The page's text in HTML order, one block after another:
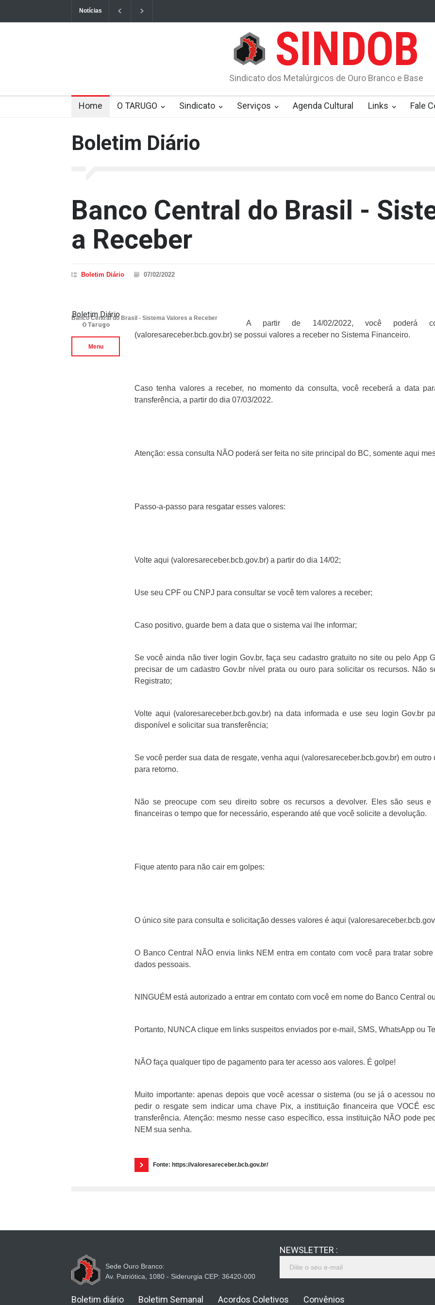
Notícias
Contribuição assistencial STF valida contribuição assistencial para sindicatos
Penhora de salário? Entenda o novo entendimento da lei pelo STF O Tarugo 2349 06 de dezembro
Haddad e Barroso debatem correção do FGTS nesta segunda Novo corte de jornada e salário já está pronto
SINDOB
Sindicato dos Metalúrgicos de Ouro Branco e Base
Home O TARUGO Sindicato Serviços Agenda Cultural Links Fale
Boletim Diário
Banco Central do Brasil -
a Receber
Boletim Diário 07/02/2022
Banco Central do Brasil - Sistema Valores a Receber
A partir de 14/02/2022, você poderá
(valoresareceber.bcb.gov.br) se possui valores a receber no Sistema Financeiro.
Caso tenha valores a receber, no momento da consulta, você receberá a data
transferência, a partir do dia 07/03/2022.
Atenção: essa consulta NÃO poderá ser feita no site principal do BC, somente aqui
Passo-a-passo para resgatar esses valores:
Volte aqui (valoresareceber.bcb.gov.br) a partir do dia 14/02;
Use seu CPF ou CNPJ para consultar se você tem valores a receber;
Caso positivo, guarde bem a data que o sistema vai lhe informar;
Se você ainda não tiver login Gov.br, faça seu cadastro gratuito no site ou pelo App
precisar de um cadastro Gov.br nível prata ou ouro para solicitar os recursos. Não
Registrato;
Volte aqui (valoresareceber.bcb.gov.br) na data informada e use seu login Gov.br
disponível e solicitar sua transferência;
Se você perder sua data de resgate, venha aqui (valoresareceber.bcb.gov.br) em
para retorno.
Não se preocupe com seu direito sobre os recursos a devolver. Eles são seus e
financeiras o tempo que for necessário, esperando até que você solicite a devolução.
Fique atento para não cair em golpes:
O único site para consulta e solicitação desses valores é aqui
O Banco Central NÃO envia links NEM entra em contato com você para tratar
dados pessoais.
NINGUÉM está autorizado a entrar em contato com você em nome do Banco Central
Portanto, NUNCA clique em links suspeitos enviados por e-mail, SMS, WhatsApp ou
NÃO faça qualquer tipo de pagamento para ter acesso aos valores. É golpe!
Muito importante: apenas depois que você acessar o sistema (ou se já o acessou
pedir o resgate sem indicar uma chave Pix, a instituição financeira que VOCÊ
transferência. Atenção: mesmo nesse caso específico, essa instituição NÃO pode
NEM sua senha.
Fonte: https://valoresareceber.bcb.gov.br/
Boletim Diário
O Tarugo
Menu
Sede Ouro Branco:
Av. Patriótica, 1080 - Siderurgia CEP: 36420-000
NEWSLETTER :
Boletim diário Boletim Semanal Acordos Coletivos Convênios